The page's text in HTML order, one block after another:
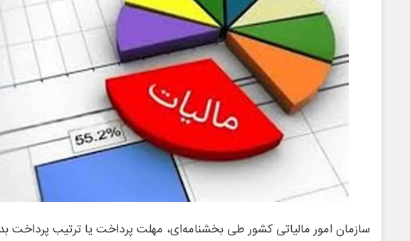
سازمان امور مالیاتی کشور طی بخشنامه‌ای، مهلت پرداخت یا ترتیب پرداخت